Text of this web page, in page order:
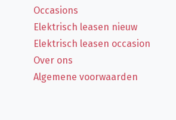
Occasions
Elektrisch leasen nieuw
Elektrisch leasen occasion
Over ons
Algemene voorwaarden